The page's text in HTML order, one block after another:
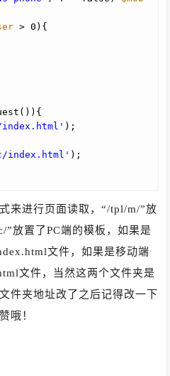
> 0){
);
);
来进行页面读取，“/tpl/m/”放
放置了PC端的模板，如果是
文件，如果是移动端
文件，当然这两个文件夹是
件夹地址改了之后记得改一下
哦！